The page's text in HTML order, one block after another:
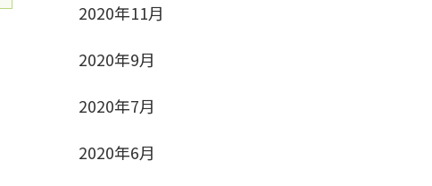
2020年11月
2020年9月
2020年7月
2020年6月